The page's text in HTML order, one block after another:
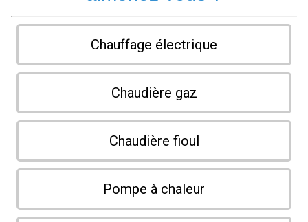
Chauffage électrique
Chaudière gaz
Chaudière fioul
Pompe à chaleur